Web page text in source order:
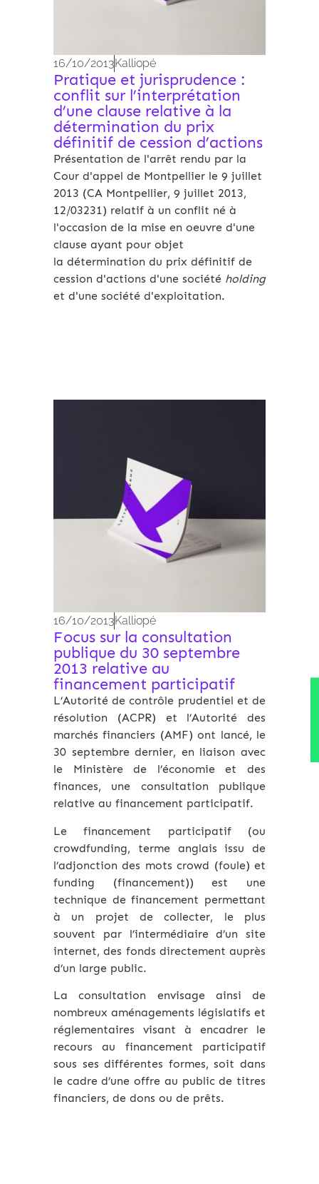
16/10/2013Kalliopé
Pratique et jurisprudence :
conflit sur l’interprétation
d’une clause relative à la
détermination du prix
définitif de cession d’actions
Présentation de l'arrêt rendu par la
Cour d'appel de Montpellier le 9 juillet
2013 (CA Montpellier, 9 juillet 2013,
12/03231) relatif à un conflit né à
l'occasion de la mise en oeuvre d'une
clause ayant pour objet
la détermination du prix définitif de
cession d'actions d'une société holding
et d'une société d'exploitation.
16/10/2013Kalliopé
Focus sur la consultation
publique du 30 septembre
2013 relative au
financement participatif
L’Autorité de contrôle prudentiel et de
résolution (ACPR) et l’Autorité des
marchés financiers (AMF) ont lancé, le
30 septembre dernier, en liaison avec
le Ministère de l’économie et des
finances, une consultation publique
relative au financement participatif.
Le financement participatif (ou
crowdfunding, terme anglais issu de
l’adjonction des mots crowd (foule) et
funding (financement)) est une
technique de financement permettant
à un projet de collecter, le plus
souvent par l’intermédiaire d’un site
internet, des fonds directement auprès
d’un large public.
La consultation envisage ainsi de
nombreux aménagements législatifs et
réglementaires visant à encadrer le
recours au financement participatif
sous ses différentes formes, soit dans
le cadre d’une offre au public de titres
financiers, de dons ou de prêts.